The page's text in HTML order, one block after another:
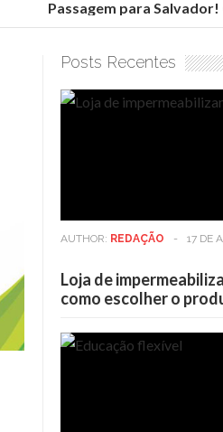
Passagem para Salvador!
Posts Recentes
AUTHOR: REDAÇÃO - 17 DE
Loja de
como escolher o